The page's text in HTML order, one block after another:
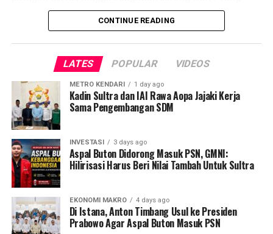
dianggap dilarang di kawasan lindung.
beberapa kabupaten. Di Kolaka Timur, tepatnya Desa
Bou dan Desa Awiu, melaporkan adanya pembukaan
lahan luas serta pembangunan fasilitas pemerintah
menggunakan anggaran negara. Sementara di
Kabupaten Bombana, aktivitas ilegal mencakup
percetakan sawah hingga perkebunan sawit dan
cengkeh yang diperkirakan mencapai ribuan hektare.
Kondisi ini memicu kritik keras, terutama terkait dengan
asas keadilan hukum bagi warga setempat. Kamarudin,
warga Desa Tatangga, mengungkapkan kekecewaannya,
warga lokal justru diancam pidana saat mengajukan izin
pinjam pakai lahan untuk kebutuhan ketahanan pangan.
CONTINUE READING
LATES POPULAR VIDEOS
METRO KENDARI 1 day ago
Kadin Sultra dan IAI Rawa Aopa Jajaki Kerja
Sama Pengembangan SDM
INVESTASI 3 days ago
Aspal Buton Didorong Masuk PSN, GMNI:
Hilirisasi Harus Beri Nilai Tambah Untuk Sultra
EKONOMI MAKRO 4 days ago
Di Istana, Anton Timbang Usul ke Presiden
Prabowo Agar Aspal Buton Masuk PSN